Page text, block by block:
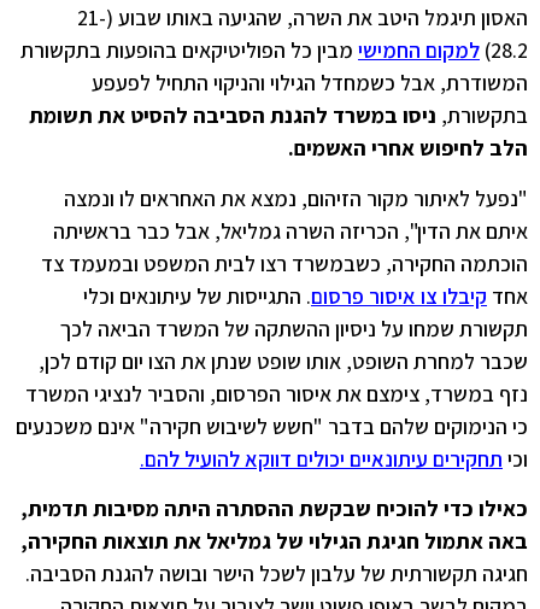
האסון תיגמל היטב את השרה, שהגיעה באותו שבוע (21-
28.2) למקום החמישי מבין כל הפוליטיקאים בהופעות בתקשורת
המשודרת, אבל כשמחדל הגילוי והניקוי התחיל לפעפע
בתקשורת, ניסו במשרד להגנת הסביבה להסיט את תשומת
הלב לחיפוש אחרי האשמים.
"נפעל לאיתור מקור הזיהום, נמצא את האחראים לו ונמצה
איתם את הדין", הכריזה השרה גמליאל, אבל כבר בראשיתה
הוכתמה החקירה, כשבמשרד רצו לבית המשפט ובמעמד צד
אחד קיבלו צו איסור פרסום. התגייסות של עיתונאים וכלי
תקשורת שמחו על ניסיון ההשתקה של המשרד הביאה לכך
שכבר למחרת השופט, אותו שופט שנתן את הצו יום קודם לכן,
נזף במשרד, צימצם את איסור הפרסום, והסביר לנציגי המשרד
כי הנימוקים שלהם בדבר "חשש לשיבוש חקירה" אינם משכנעים
וכי תחקירים עיתונאיים יכולים דווקא להועיל להם.
כאילו כדי להוכיח שבקשת ההסתרה היתה מסיבות תדמית,
באה אתמול חגיגת הגילוי של גמליאל את תוצאות החקירה,
חגיגה תקשורתית של עלבון לשכל הישר ובושה להגנת הסביבה.